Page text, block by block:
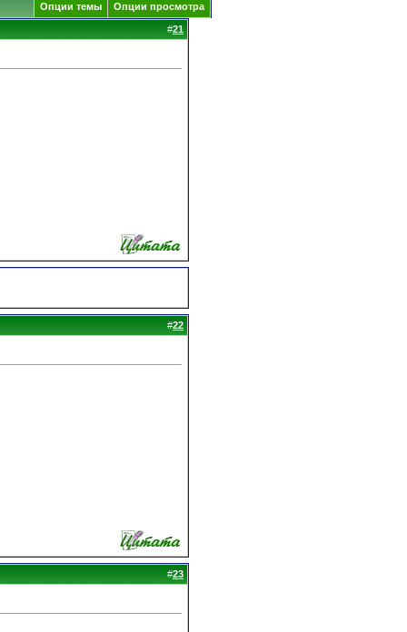
Опции темы Опции просмотра
#21
#22
#23